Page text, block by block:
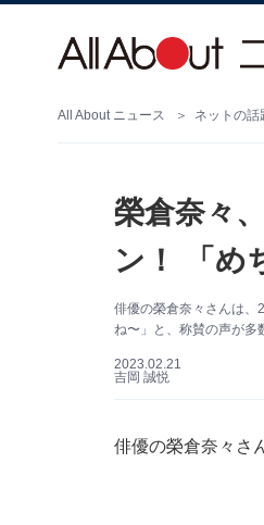
All About ニュース ネットの話
榮倉奈々
ン！ 「め
俳優の榮倉奈々さんは、
ね〜」と、称賛の声が多
2023.02.21
吉岡 誠悦
俳優の榮倉奈々さ